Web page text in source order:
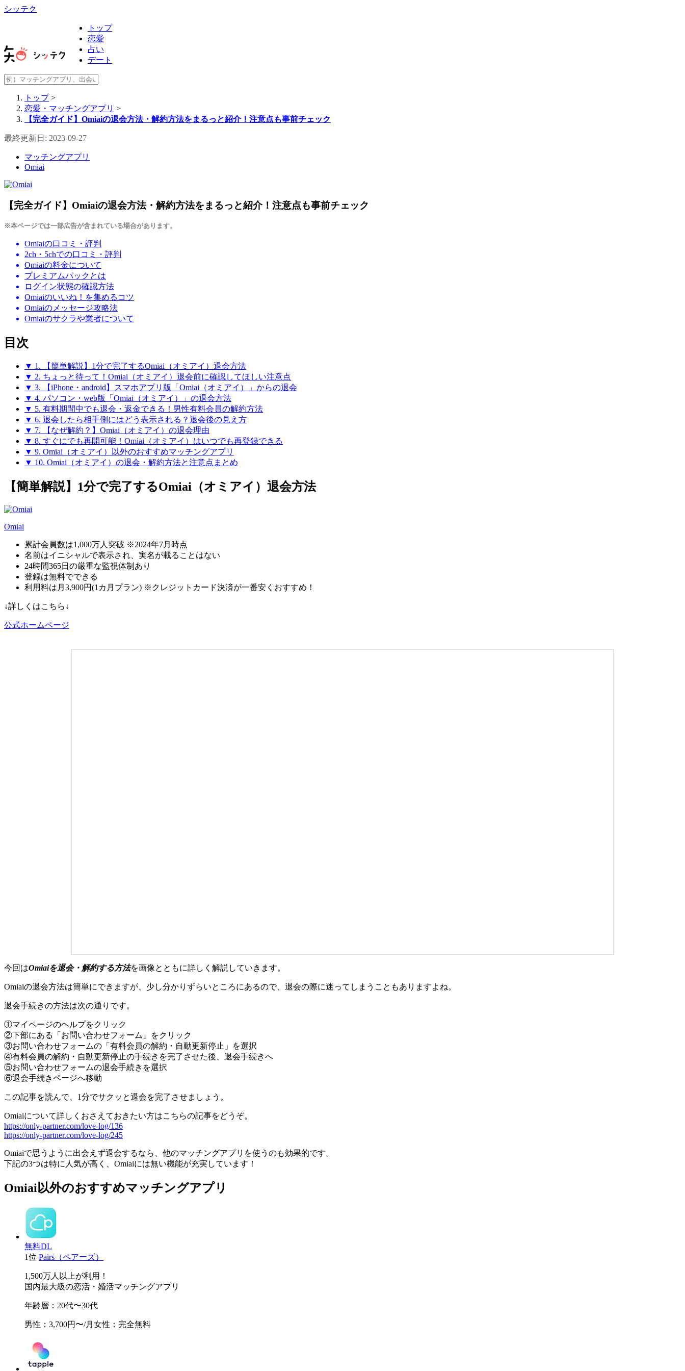
シッテク
トップ
恋愛
占い
デート
トップ>
恋愛・マッチングアプリ >
【完全ガイド】Omiaiの退会方法・解約方法をまるっと紹介！注意点も事前チェック
最終更新日: 2023-09-27
マッチングアプリ
Omiai
【完全ガイド】Omiaiの退会方法・解約方法をまるっと紹介！注意点も事前チェック
※本ページでは一部広告が含まれている場合があります。
Omiaiの口コミ・評判
2ch・5chでの口コミ・評判
Omiaiの料金について
プレミアムパックとは
ログイン状態の確認方法
Omiaiのいいね！を集めるコツ
Omiaiのメッセージ攻略法
Omiaiのサクラや業者について
目次
▼ 1. 【簡単解説】1分で完了するOmiai（オミアイ）退会方法
▼ 2. ちょっと待って！Omiai（オミアイ）退会前に確認してほしい注意点
▼ 3. 【iPhone・android】スマホアプリ版「Omiai（オミアイ）」からの退会
▼ 4. パソコン・web版「Omiai（オミアイ）」の退会方法
▼ 5. 有料期間中でも退会・返金できる！男性有料会員の解約方法
▼ 6. 退会したら相手側にはどう表示される？退会後の見え方
▼ 7. 【なぜ解約？】Omiai（オミアイ）の退会理由
▼ 8. すぐにでも再開可能！Omiai（オミアイ）はいつでも再登録できる
▼ 9. Omiai（オミアイ）以外のおすすめマッチングアプリ
▼ 10. Omiai（オミアイ）の退会・解約方法と注意点まとめ
【簡単解説】1分で完了するOmiai（オミアイ）退会方法
Omiai
累計会員数は1,000万人突破 ※2024年7月時点
名前はイニシャルで表示され、実名が載ることはない
24時間365日の厳重な監視体制あり
登録は無料でできる
利用料は月3,900円(1カ月プラン) ※クレジットカード決済が一番安くおすすめ！
↓詳しくはこちら↓
公式ホームページ
今回はOmiaiを退会・解約する方法を画像とともに詳しく解説していきます。
Omiaiの退会方法は簡単にできますが、少し分かりずらいところにあるので、退会の際に迷ってしまうこともありますよね。
退会手続きの方法は次の通りです。
①マイページのヘルプをクリック
②下部にある「お問い合わせフォーム」をクリック
③お問い合わせフォームの「有料会員の解約・自動更新停止」を選択
④有料会員の解約・自動更新停止の手続きを完了させた後、退会手続きへ
⑤お問い合わせフォームの退会手続きを選択
⑥退会手続きページへ移動
この記事を読んで、1分でサクッと退会を完了させましょう。
Omiaiについて詳しくおさえておきたい方はこちらの記事をどうぞ。
https://only-partner.com/love-log/136
https://only-partner.com/love-log/245
Omiaiで思うように出会えず退会するなら、他のマッチングアプリを使うのも効果的です。
下記の3つは特に人気が高く、Omiaiには無い機能が充実しています！
Omiai以外のおすすめマッチングアプリ
無料DL
1位 Pairs（ペアーズ）
1,500万人以上が利用！
国内最大級の恋活・婚活マッチングアプリ
年齢層 ：20代〜30代
男性 ：3,700円〜/月 女性 ：完全無料